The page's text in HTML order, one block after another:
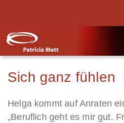
Sich ganz fühlen
Helga kommt auf Anraten
„Beruflich geht es mir gut.